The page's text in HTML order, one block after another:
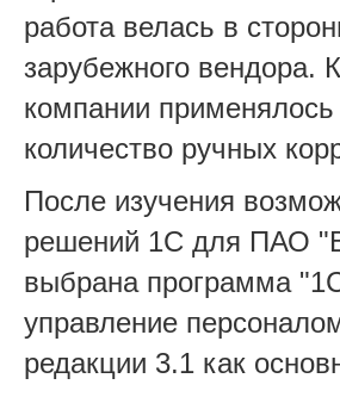
работа велась в
зарубежного вендора.
компании
количество ручных
После изучения
решений 1С для ПАО
выбрана программа
управление
редакции 3.1 как